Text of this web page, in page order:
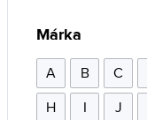
Márka
A B C
H
I J